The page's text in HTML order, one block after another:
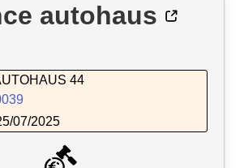
autohaus
44
07/2025